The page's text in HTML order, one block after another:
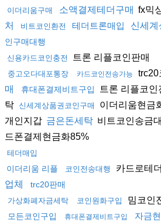
이더리움구매 소액결제테더구매 fx믹
처
비트코인환전 테더트론매입 신세계
인구매대행
신용카드코인충전 트론 리플코인판매
중고오다대포통장 카드코인전송가능 trc20
매
휴대폰결제비트구입 트론 리플코인
탁 신세계상품권코인구매 이더리움현금
개인지갑 금은돈세탁 비트코인송금
드폰결제현금화85%
테더매입
이더리움 리플 코인전송대행 카드로테
업체
trc20판매
가상화폐자금세탁 코인원화구입 밈코인
모든코인구입 휴대폰결제비트구입 자금